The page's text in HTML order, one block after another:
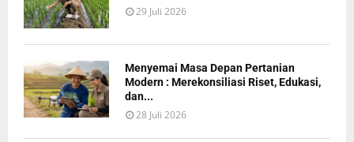
29 Juli 2026
Menyemai Masa Depan Pertanian
Modern : Merekonsiliasi Riset, Edukasi,
dan...
28 Juli 2026